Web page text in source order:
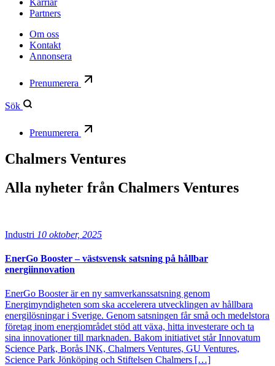
Karriär
Partners
Om oss
Kontakt
Annonsera
Prenumerera
Sök
Prenumerera
Chalmers Ventures
Alla nyheter från Chalmers Ventures
Industri 10 oktober, 2025
EnerGo Booster – västsvensk satsning på hållbar
energiinnovation
EnerGo Booster är en ny samverkanssatsning genom
Energimyndigheten som ska accelerera utvecklingen av hållbara
energilösningar i Sverige. Genom satsningen får små och medelstora
företag inom energiområdet stöd att växa, hitta investerare och ta
sina innovationer till marknaden. Bakom initiativet står Innovatum
Science Park, Borås INK, Chalmers Ventures, GU Ventures,
Science Park Jönköping och Stiftelsen Chalmers […]